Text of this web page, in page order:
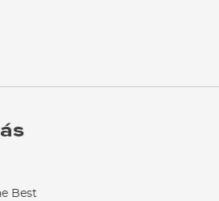
Best